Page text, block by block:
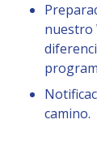
nuestro
camino.